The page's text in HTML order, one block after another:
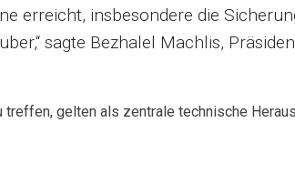
erreicht, insbesondere die
sagte Bezhalel Machlis,
gelten als zentrale technische